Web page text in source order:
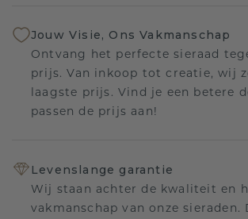
Jouw Visie, Ons Vakmanschap
Ontvang het perfecte sieraad
prijs. Van inkoop tot creatie, wij
laagste prijs. Vind je een betere
passen de prijs aan!
Levenslange garantie
Wij staan achter de kwaliteit en
vakmanschap van onze sieraden.